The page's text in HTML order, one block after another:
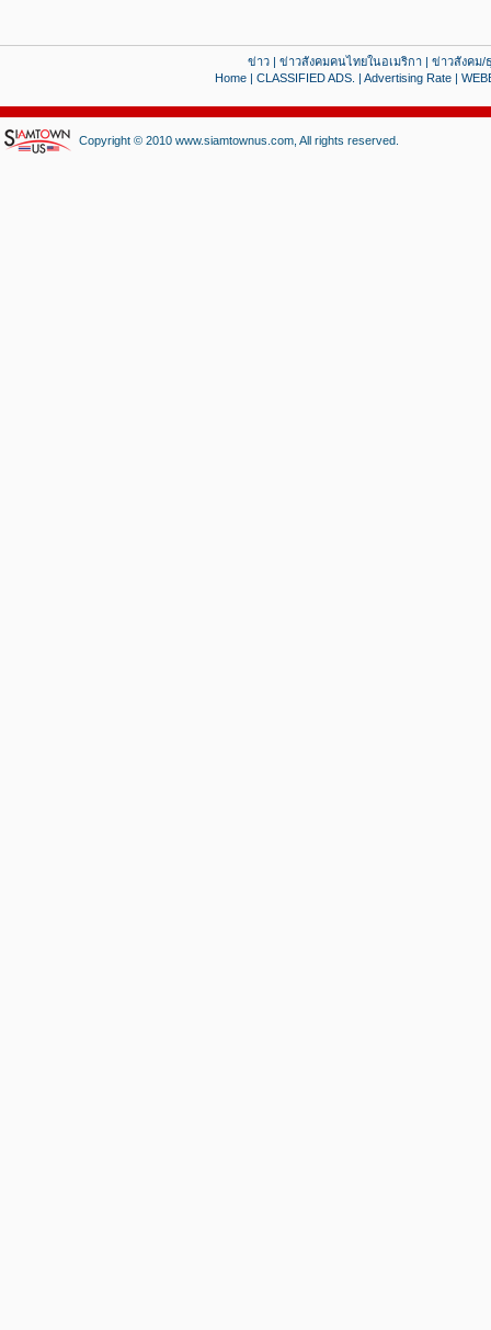
ข่าว| ข่าวสังคมคนไทยในอเมริกา| ข่าวสังคม/
Home| CLASSIFIED ADS. Advertising Rate|
Copyright © 2010 www.siamtownus.com, All rights reserved.